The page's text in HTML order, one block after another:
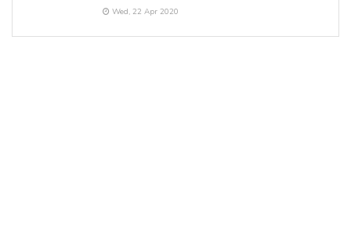
Wed, 22 Apr 2020